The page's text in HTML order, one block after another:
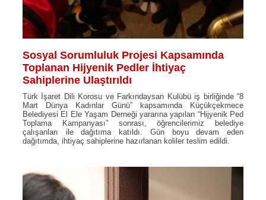
Sosyal Sorumluluk Projesi Kapsamında
Toplanan Hijyenik Pedler İhtiyaç
Sahiplerine Ulaştırıldı
Türk İşaret Dili Korosu ve Farkındaysan Kulübü iş birliğinde “8
Mart Dünya Kadınlar Günü” kapsamında Küçükçekmece
Belediyesi El Ele Yaşam Derneği yararına yapılan “Hijyenik Ped
Toplama Kampanyası” sonrası, öğrencilerimiz belediye
çalışanları ile dağıtıma katıldı. Gün boyu devam eden
dağıtımda, ihtiyaç sahiplerine hazırlanan koliler teslim edildi.